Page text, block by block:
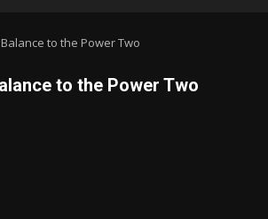
to the Power Two
to the Power Two